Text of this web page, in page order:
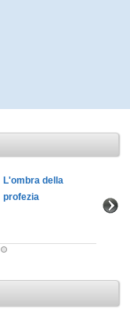
L'ombra della
profezia